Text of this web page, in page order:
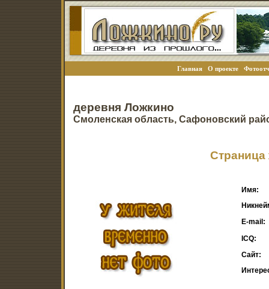
Главная О проекте
деревня Ложкино
Смоленская область, Сафоновский
Страница
Имя:
E-mail:
ICQ:
Сайт: